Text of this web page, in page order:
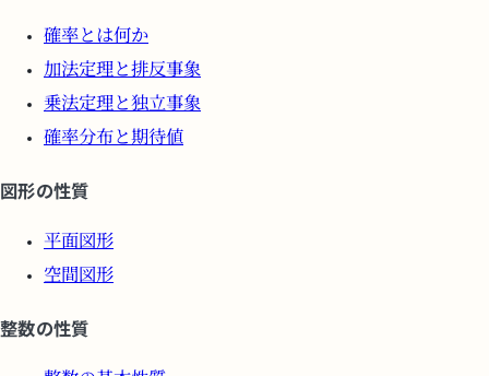
確率とは何か
加法定理と排反事象
乗法定理と独立事象
確率分布と期待値
図形の性質
平面図形
空間図形
整数の性質